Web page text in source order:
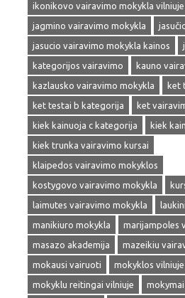
ikonikovo vairavimo mokykla vilniuje
jagmino vairavimo mokykla
jasucio vairavimo mokykla kainos
kategorijos vairavimo
kauno
kazlausko vairavimo mokykla
ket
ket testai b kategorija
ket
kiek kainuoja c kategorija
kiek
kiek trunka vairavimo kursai
klaipedos vairavimo mokyklos
kostygovo vairavimo mokykla
laimutes vairavimo mokykla
manikiuro mokykla
marijampoles
masazo akademija
mazeikiu
mokausi vairuoti
mokyklos vilniuje
mokyklu reitingai vilniuje
mokymai